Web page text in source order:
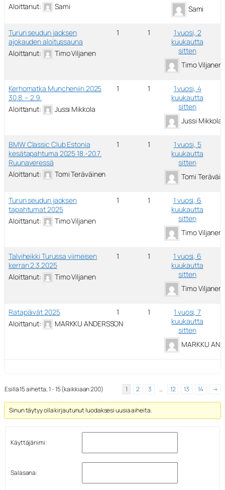
Aloittanut:
Sami
Sami
Turun seudun jaoksen
ajokauden aloitussauna
Aloittanut:
Timo Viljanen
1 1
1 vuosi, 2
kuukautta
sitten
Timo Viljanen
Kerhomatka Muncheniin 2025
30.8. – 2.9.
Aloittanut:
Jussi Mikkola
1 1
1 vuosi, 4
kuukautta
sitten
Jussi Mikkola
BMW Classic Club Estonia
kesätapahtuma 2025 18.-20.7.
Ruunaveressä
Aloittanut:
Tomi Teräväinen
1 1
1 vuosi, 5
kuukautta
sitten
Tomi
Turun seudun jaoksen
tapahtumat 2025
Aloittanut:
Timo Viljanen
1 1
1 vuosi, 6
kuukautta
sitten
Timo Viljanen
Talviheikki Turussa viimeisen
kerran 2.3.2025
Aloittanut:
Timo Viljanen
1 1
1 vuosi, 6
kuukautta
sitten
Timo Viljanen
Ratapäivät 2025
Aloittanut:
MARKKU ANDERSSON
1 1
1 vuosi, 7
kuukautta
sitten
MARKKU
Esillä 15 aihetta, 1 - 15 (kaikkiaan 200) 1 2 3 … 12 13 14 →
Sinun täytyy olla kirjautunut luodaksesi uusia aiheita.
Käyttäjänimi:
Salasana: